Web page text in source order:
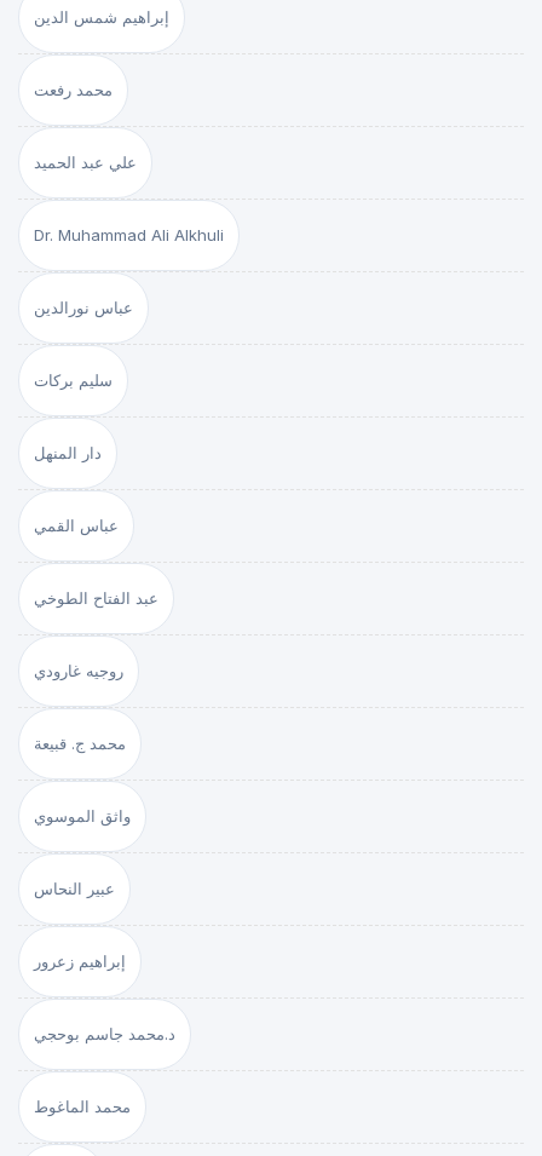
إبراهيم شمس الدين
محمد رفعت
علي عبد الحميد
Dr. Muhammad Ali Alkhuli
عباس نورالدين
سليم بركات
دار المنهل
عباس القمي
عبد الفتاح الطوخي
روجيه غارودي
محمد ج. قبيعة
واثق الموسوي
عبير النحاس
إبراهيم زعرور
د.محمد جاسم بوحجي
محمد الماغوط